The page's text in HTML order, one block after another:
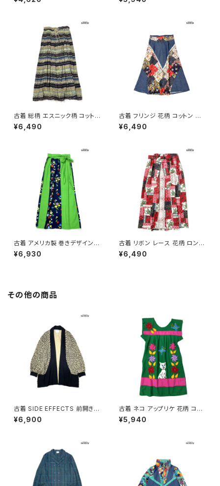
古着 総柄 エスニック柄 コットン
100％ ロング丈 スカート ダー
クグリーン (btu2604019)
¥6,490
古着 フリンジ 花柄 コットン ロ
ング丈 スカート 紺 (btu26030
13)
¥6,490
古着 アメリカ製 巻きデザイン
花柄 コットン ロング丈 スカート
緑 紺 (btu2604010)
¥6,930
古着 リボン レース 花柄 ロング
丈 スカート 赤 (btu2605011)
¥6,490
その他の商品
古着 SIDE EFFECTS 前開き
総柄 レオパード柄 長袖 ニット
アウター ベージュ (ttu250905
¥6,900
古着 ネコ アップリケ 花柄 コッ
トン ミニ丈 半袖 ワンピース 緑
(oa2607077)
¥5,940